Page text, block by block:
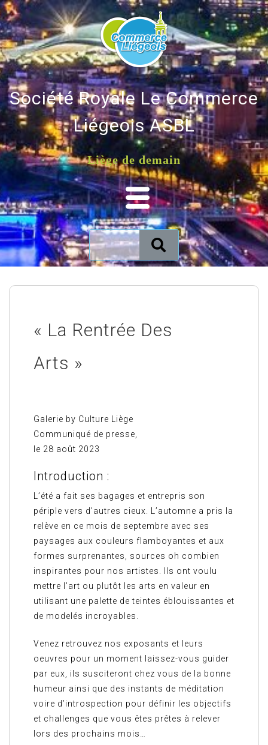
Société Royale Le Commerce
Liégeois ASBL
Liège de demain
« La Rentrée Des
Arts »
Galerie by Culture Liège
Communiqué de presse,
le 28 août 2023
Introduction :
L’été a fait ses bagages et entrepris son
périple vers d’autres cieux. L’automne a pris la
relève en ce mois de septembre avec ses
paysages aux couleurs flamboyantes et aux
formes surprenantes, sources oh combien
inspirantes pour nos artistes. Ils ont voulu
mettre l’art ou plutôt les arts en valeur en
utilisant une palette de teintes éblouissantes et
de modelés incroyables.
Venez retrouvez nos exposants et leurs
oeuvres pour un moment laissez-vous guider
par eux, ils susciteront chez vous de la bonne
humeur ainsi que des instants de méditation
voire d’introspection pour définir les objectifs
et challenges que vous êtes prêtes à relever
lors des prochains mois…